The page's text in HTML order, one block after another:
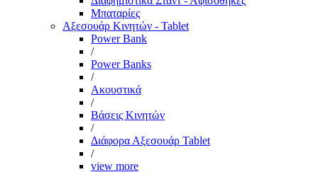
Μπαταρίες
Αξεσουάρ Κινητών - Tablet
Power Bank
/
Power Banks
/
Ακουστικά
/
Βάσεις Κινητών
/
Διάφορα Αξεσουάρ Tablet
/
view more